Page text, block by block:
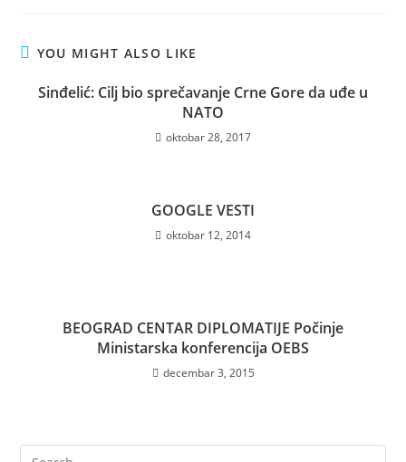
YOU MIGHT ALSO LIKE
Sinđelić: Cilj bio sprečavanje Crne Gore da uđe u
NATO
oktobar 28, 2017
GOOGLE VESTI
oktobar 12, 2014
BEOGRAD CENTAR DIPLOMATIJE Počinje
Ministarska konferencija OEBS
decembar 3, 2015